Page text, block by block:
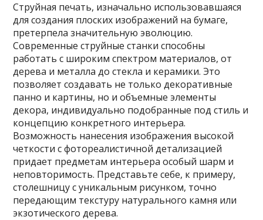
Струйная печать, изначально использовавшаяся
для создания плоских изображений на бумаге,
претерпела значительную эволюцию.
Современные струйные станки способны
работать с широким спектром материалов, от
дерева и металла до стекла и керамики. Это
позволяет создавать не только декоративные
панно и картины, но и объемные элементы
декора, индивидуально подобранные под стиль и
концепцию конкретного интерьера.
Возможность нанесения изображения высокой
четкости с фотореалистичной детализацией
придает предметам интерьера особый шарм и
неповторимость. Представьте себе, к примеру,
столешницу с уникальным рисунком, точно
передающим текстуру натурального камня или
экзотического дерева.